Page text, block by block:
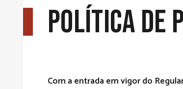
Política de
Com a entrada em vigor do